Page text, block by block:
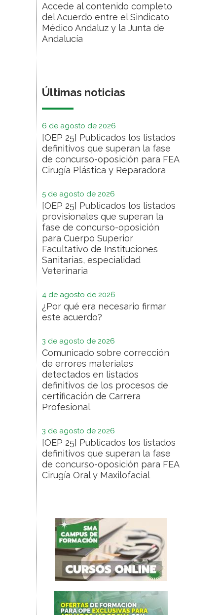
Accede al contenido completo
del Acuerdo entre el Sindicato
Médico Andaluz y la Junta de
Andalucía
Últimas noticias
6 de agosto de 2026
[OEP 25] Publicados los listados
definitivos que superan la fase
de concurso-oposición para FEA
Cirugía Plástica y Reparadora
5 de agosto de 2026
[OEP 25] Publicados los listados
provisionales que superan la
fase de concurso-oposición
para Cuerpo Superior
Facultativo de Instituciones
Sanitarias, especialidad
Veterinaria
4 de agosto de 2026
¿Por qué era necesario firmar
este acuerdo?
3 de agosto de 2026
Comunicado sobre corrección
de errores materiales
detectados en listados
definitivos de los procesos de
certificación de Carrera
Profesional
3 de agosto de 2026
[OEP 25] Publicados los listados
definitivos que superan la fase
de concurso-oposición para FEA
Cirugía Oral y Maxilofacial